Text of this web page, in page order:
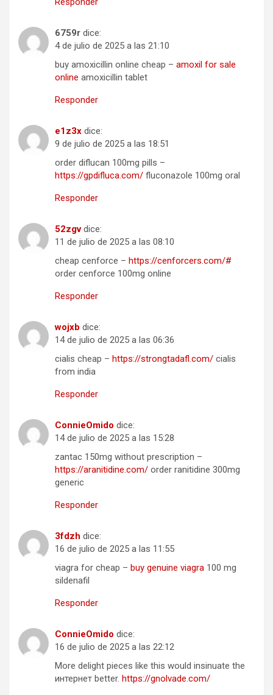
6759r dice:
4 de julio de 2025 a las 21:10
buy amoxicillin online cheap – amoxil for sale
online amoxicillin tablet
Responder
e1z3x dice:
9 de julio de 2025 a las 18:51
order diflucan 100mg pills –
https://gpdifluca.com/ fluconazole 100mg oral
Responder
52zgv dice:
11 de julio de 2025 a las 08:10
cheap cenforce – https://cenforcers.com/#
order cenforce 100mg online
Responder
wojxb dice:
14 de julio de 2025 a las 06:36
cialis cheap – https://strongtadafl.com/ cialis
from india
Responder
ConnieOmido dice:
14 de julio de 2025 a las 15:28
zantac 150mg without prescription –
https://aranitidine.com/ order ranitidine 300mg
generic
Responder
3fdzh dice:
16 de julio de 2025 a las 11:55
viagra for cheap – buy genuine viagra 100 mg
sildenafil
Responder
ConnieOmido dice:
16 de julio de 2025 a las 22:12
More delight pieces like this would insinuate the
интернет better. https://gnolvade.com/